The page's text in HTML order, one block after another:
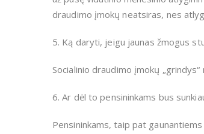
draudimo įmokų neatsiras, nes
5. Ką daryti, jeigu jaunas žmogus
Socialinio draudimo įmokų
6. Ar dėl to pensininkams bus
Pensininkams, taip pat